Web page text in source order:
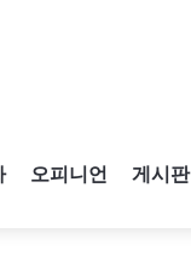
오피니언 게시판